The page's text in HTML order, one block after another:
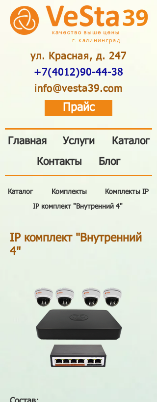
39
г. калининград
ул. Красная, д. 247
+7(4012)90-44-38
info@vesta39.com
Прайс
Главная
Услуги
Контакты
Каталог
Блог
Каталог Комплекты Комплекты IP
IP комплект "Внутренний 4"
IP комплект "Внутренний
4"